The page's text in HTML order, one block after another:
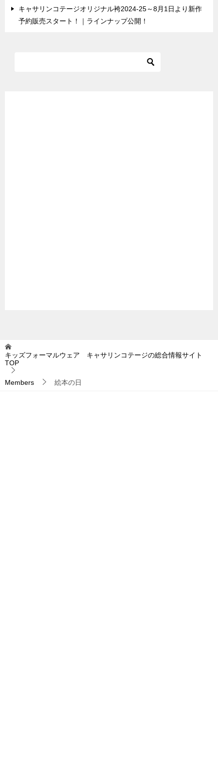
キャサリンコテージオリジナル袴2024-25～8月1日より新作
予約販売スタート！｜ラインナップ公開！
キッズフォーマルウェア キャサリンコテージの総合情報サイト
TOP
Members 絵本の日